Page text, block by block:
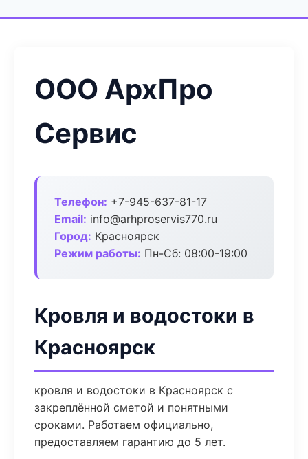
ООО АрхПро
Сервис
Телефон: +7-945-637-81-17
Email: info@arhproservis770.ru
Город: Красноярск
Режим работы: Пн-Сб: 08:00-19:00
Кровля и водостоки в
Красноярск
кровля и водостоки в Красноярск с
закреплённой сметой и понятными
сроками. Работаем официально,
предоставляем гарантию до 5 лет.